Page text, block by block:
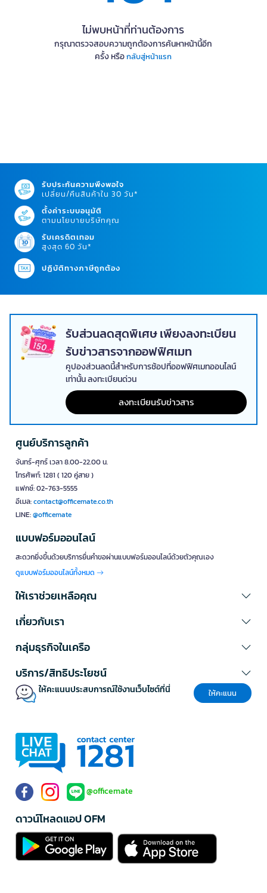
ไม่พบหน้าที่ท่านต้องการ
กรุณาตรวจสอบความถูกต้องการค้นหาหน้านี้อีก
ครั้ง หรือกลับสู่หน้าแรก
รับประกันความพึงพอใจ
เปลี่ยน/คืนสินค้าใน 30 วัน*
ตั้งค่าระบบอนุมัติ
ตามนโยบายบริษัทคุณ
รับเครดิตเทอม
สูงสุด 60 วัน*
ปฏิบัติทางภาษีถูกต้อง
รับส่วนลดสุดพิเศษ เพียงลงทะเบียน
รับข่าวสารจากออฟฟิศเมท
คูปองส่วนลดนี้สำหรับการช้อปที่ออฟฟิศเมทออนไลน์
เท่านั้น ลงทะเบียนด่วน
ลงทะเบียนรับข่าวสาร
ศูนย์บริการลูกค้า
จันทร์-ศุกร์ เวลา 8.00-22.00 น.
โทรศัพท์: 1281 ( 120 คู่สาย )
แฟกซ์: 02-763-5555
อีเมล:contact@officemate.co.th
LINE:@officemate
แบบฟอร์มออนไลน์
สะดวกยิ่งขึ้นด้วยบริการยื่นคำขอผ่านแบบฟอร์มออนไลน์ด้วยตัวคุณเอง
ดูแบบฟอร์มออนไลน์ทั้งหมด
ให้เราช่วยเหลือคุณ
เกี่ยวกับเรา
กลุ่มธุรกิจในเครือ
บริการ/สิทธิประโยชน์
ให้คะแนนประสบการณ์ใช้งานเว็บไซต์ที่นี่ ให้คะแนน
@officemate
ดาวน์โหลดแอป OFM